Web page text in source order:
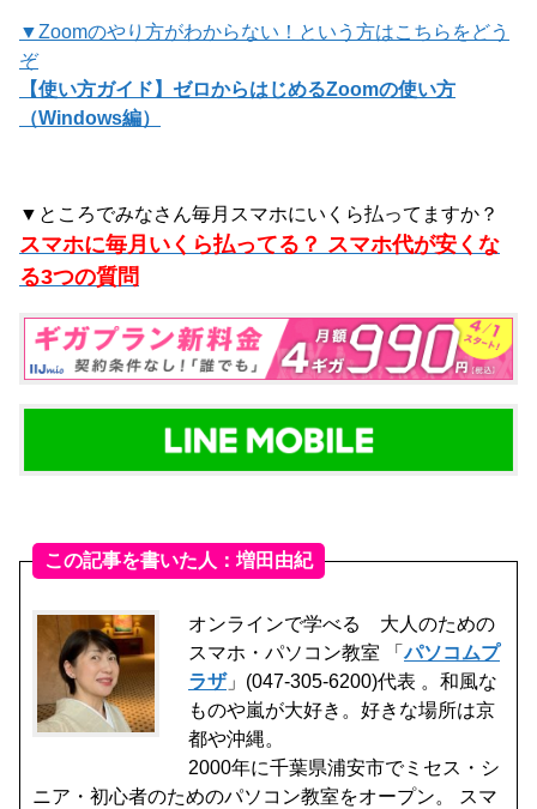
▼Zoomのやり方がわからない！という方はこちらをどう
ぞ
【使い方ガイド】ゼロからはじめるZoomの使い方
（Windows編）
▼ところでみなさん毎月スマホにいくら払ってますか？
スマホに毎月いくら払ってる？ スマホ代が安くな
る3つの質問
この記事を書いた人：増田由紀
オンラインで学べる 大人のための
スマホ・パソコン教室 「パソコムプ
ラザ」(047-305-6200)代表 。和風な
ものや嵐が大好き。好きな場所は京
都や沖縄。
2000年に千葉県浦安市でミセス・シ
ニア・初心者のためのパソコン教室をオープン。 スマ